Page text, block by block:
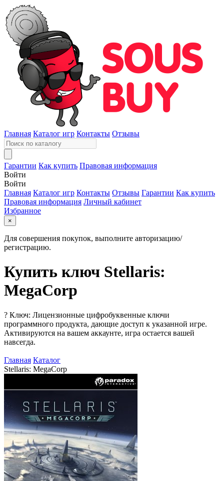
Главная Каталог игр Контакты Отзывы
Гарантии Как купить Правовая информация
Войти
Войти
Главная Каталог игр Контакты Отзывы Гарантии Как купить
Правовая информация Личный кабинет
Избранное
×
Для совершения покупок, выполните авторизацию/
регистрацию.
Купить ключ Stellaris:
MegaCorp
? Ключ: Лицензионные цифробуквенные ключи
программного продукта, дающие доступ к указанной игре.
Активируются на вашем аккаунте, игра остается вашей
навсегда.
Главная Каталог
Stellaris: MegaCorp